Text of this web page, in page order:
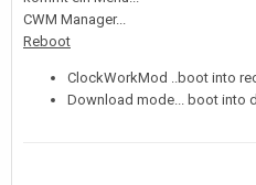
CWM Manager...
Reboot
ClockWorkMod ..boot into
Download mode... boot into